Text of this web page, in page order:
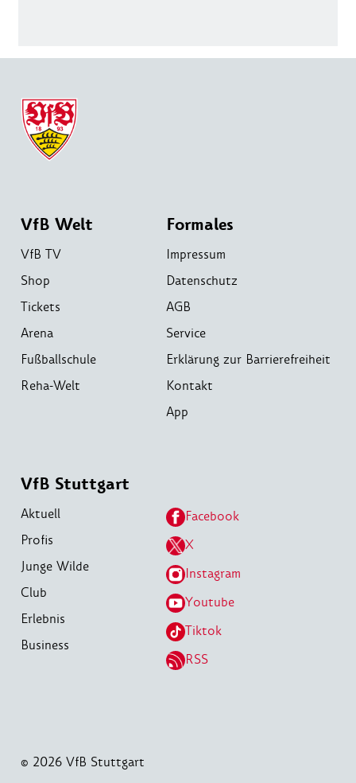
VfB Welt
VfB TV
Shop
Tickets
Arena
Fußballschule
Reha-Welt
Formales
Impressum
Datenschutz
AGB
Service
Erklärung zur Barrierefreiheit
Kontakt
App
VfB Stuttgart
Aktuell
Profis
Junge Wilde
Club
Erlebnis
Business
Facebook
X
Instagram
Youtube
Tiktok
RSS
© 2026 VfB Stuttgart